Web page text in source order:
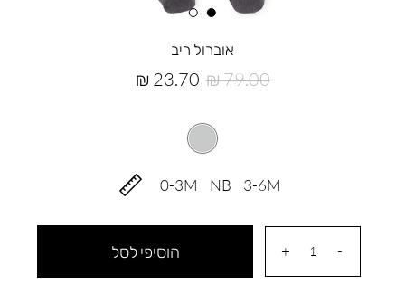
אוברול ריב
מחיר
23.70 ₪
מחיר
79.00 ₪
3-6M
NB
0-3M
הוסיפי לסל